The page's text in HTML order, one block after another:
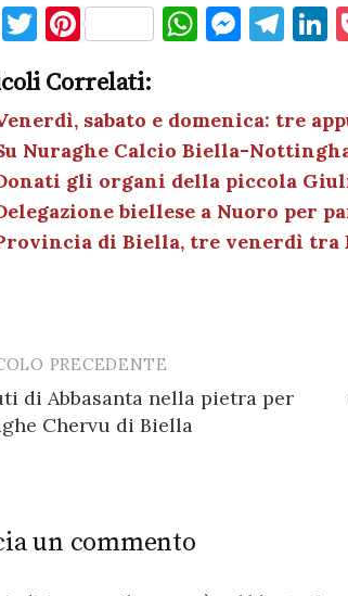
F T
it
te
r
Pi
er
es
t
W
s
A
p
p
M
n
g
er
T
gr
a
m
e
n
Correlati:
sabato e domenica: tre
Nuraghe Calcio Biella-
gli organi della piccola
biellese a Nuoro per
di Biella, tre venerdì tra
PRECEDENTE
di Abbasanta nella pietra per
Chervu di Biella
un commento